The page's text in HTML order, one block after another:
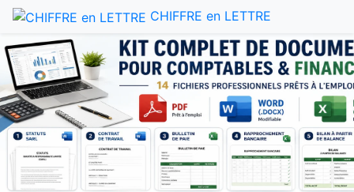
CHIFFRE en LETTRE